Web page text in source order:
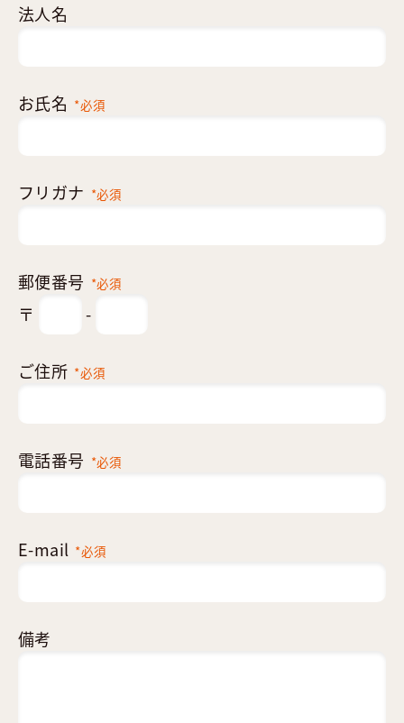
法人名
お氏名 *必須
フリガナ *必須
郵便番号 *必須
〒 -
ご住所 *必須
電話番号 *必須
E-mail *必須
備考